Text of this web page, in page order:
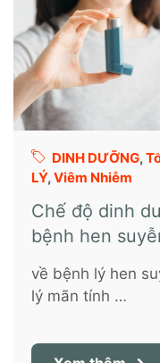
DINH DƯỠNG,
LÝ,Viêm Nhiễm
Chế độ dinh
bệnh hen
về bệnh lý hen
lý mãn tính …